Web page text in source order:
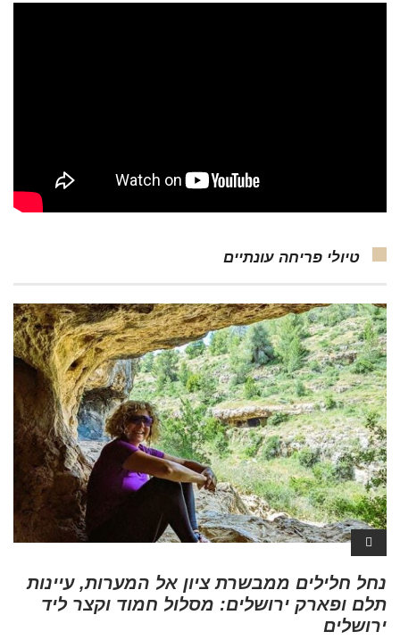
טיולי פריחה עונתיים
נחל חלילים ממבשרת ציון אל המערות, עיינות
תלם ופארק ירושלים: מסלול חמוד וקצר ליד
ירושלים